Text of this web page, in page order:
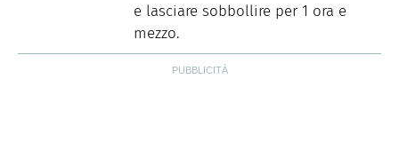
e lasciare sobbollire per 1 ora e
mezzo.